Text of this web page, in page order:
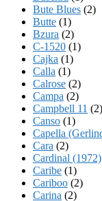
Bute Blues (2)
Butte (1)
Bzura (2)
C-1520 (1)
Cajka (1)
Calla (1)
Calrose (2)
Campa (2)
Campbell 11 (2)
Canso (1)
Capella
Cara (2)
Cardinal (1972)
Caribe (1)
Cariboo (2)
Carina (2)